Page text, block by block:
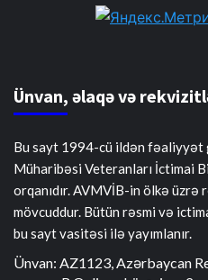
Ünvan, əlaqə və
Bu sayt 1994-cü ildən
Müharibəsi Veteranları İctimai
orqanıdır. AVMVİB-in ölkə
mövcuddur. Bütün rəsmi və
bu sayt vasitəsi ilə yayımlanır.
Ünvan: AZ1123, Azərbaycan